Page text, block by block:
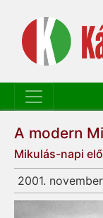
A modern
Mikulás-napi
2001.